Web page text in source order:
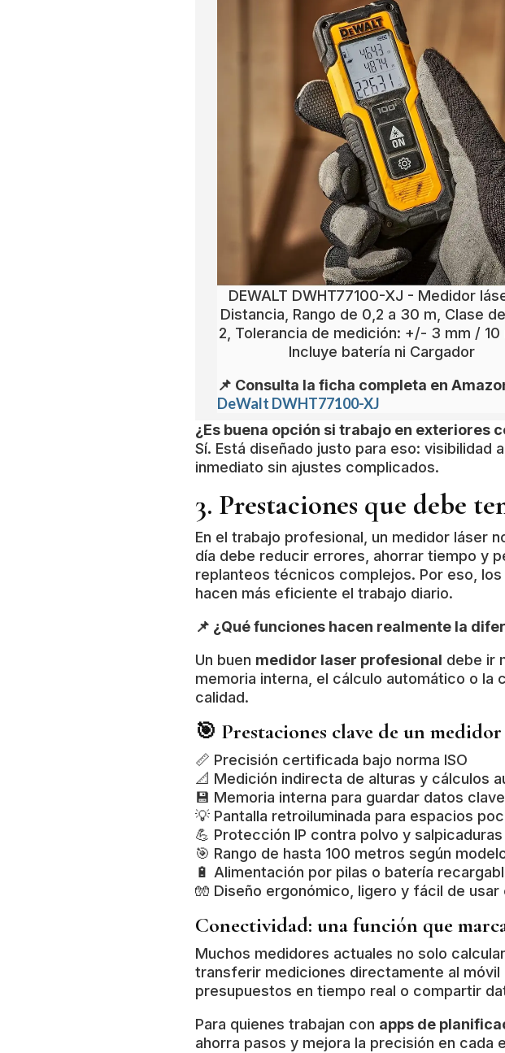
DEWALT DWHT77100-XJ - Medidor
Distancia, Rango de 0,2 a 30 m, Clase
2, Tolerancia de medición: +/- 3 mm / 10
Incluye batería ni Cargador
📌 Consulta la ficha completa en
DeWalt DWHT77100-XJ
¿Es buena opción si trabajo en exteriores
Sí. Está diseñado justo para eso:
inmediato sin ajustes complicados.
3. Prestaciones que debe
En el trabajo profesional, un medidor láser
día debe reducir errores, ahorrar tiempo y
replanteos técnicos complejos. Por eso,
hacen más eficiente el trabajo diario.
📌 ¿Qué funciones hacen realmente la
Un buen medidor laser profesional debe ir
memoria interna, el cálculo automático o la
calidad.
🎯 Prestaciones clave de un
📏 Precisión certificada bajo norma ISO
📐 Medición indirecta de alturas y cálculos
💾 Memoria interna para guardar datos clave
💡 Pantalla retroiluminada para espacios
💪 Protección IP contra polvo y salpicaduras
🎯 Rango de hasta 100 metros según
🔋 Alimentación por pilas o batería
🧤 Diseño ergonómico, ligero y fácil de usar
Conectividad: una función que
Muchos medidores actuales no solo
transferir mediciones directamente al
presupuestos en tiempo real o compartir
Para quienes trabajan con apps de
ahorra pasos y mejora la precisión en